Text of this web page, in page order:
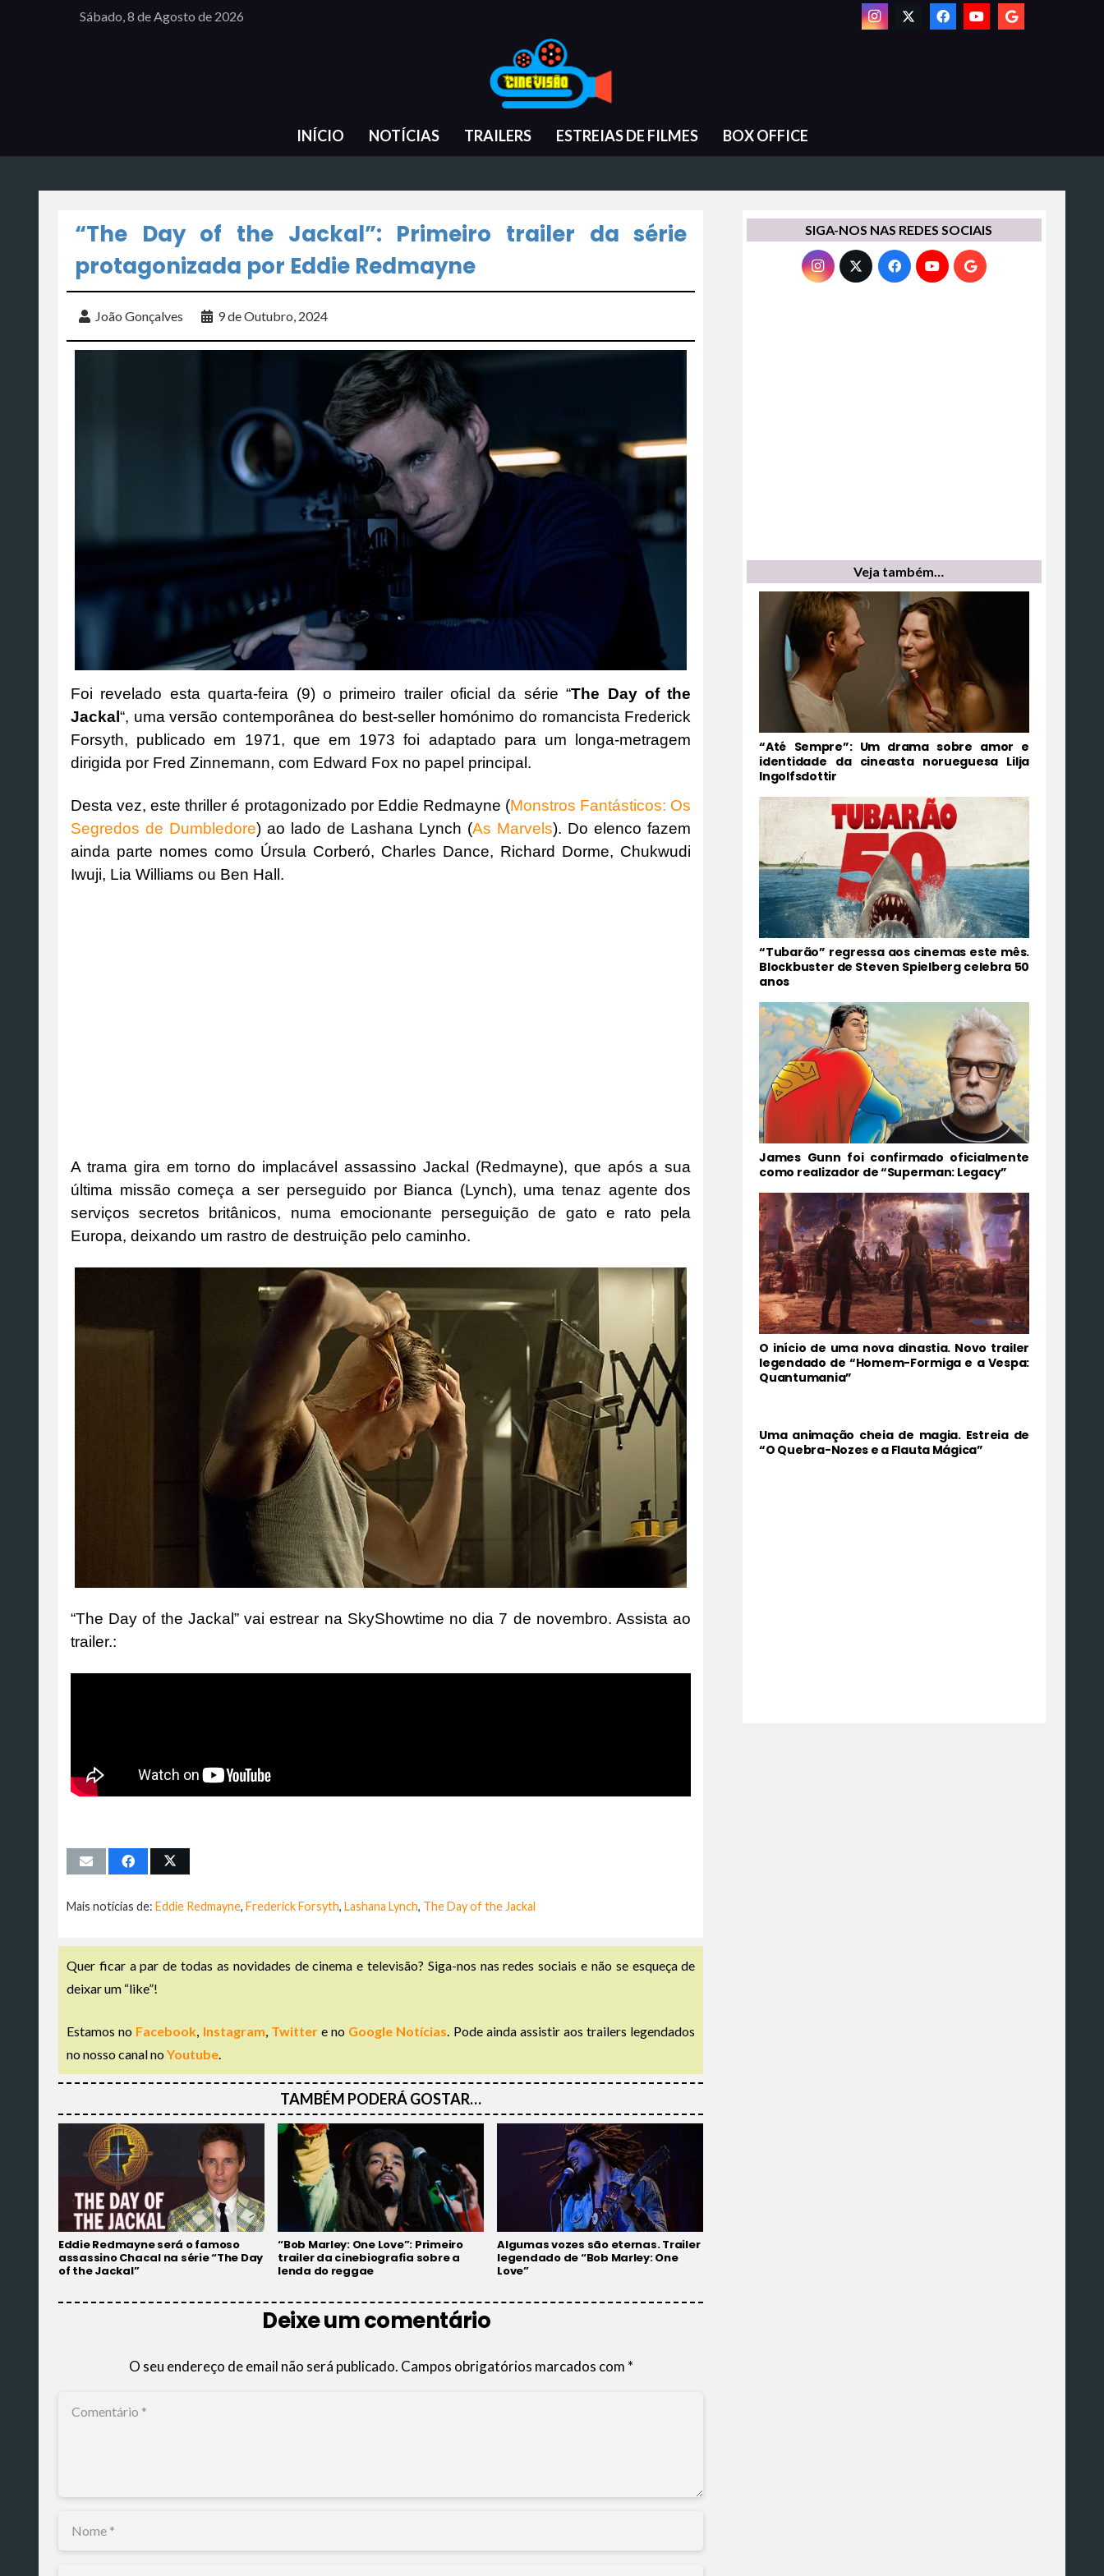
Sábado, 8 de Agosto de 2026
INÍCIO NOTÍCIAS TRAILERS ESTREIAS DE FILMES BOX OFFICE
“The Day of the Jackal”: Primeiro trailer da série
protagonizada por Eddie Redmayne
João Gonçalves 9 de Outubro, 2024
Foi revelado esta quarta-feira (9) o primeiro trailer oficial da série “The Day of the
Jackal “, uma versão contemporânea do best-seller homónimo do romancista Frederick
Forsyth, publicado em 1971, que em 1973 foi adaptado para um longa-metragem
dirigida por Fred Zinnemann, com Edward Fox no papel principal.
Desta vez, este thriller é protagonizado por Eddie Redmayne (Monstros Fantásticos: Os
Segredos de Dumbledore) ao lado de Lashana Lynch (As Marvels). Do elenco fazem
ainda parte nomes como Úrsula Corberó, Charles Dance, Richard Dorme, Chukwudi
Iwuji, Lia Williams ou Ben Hall.
A trama gira em torno do implacável assassino Jackal (Redmayne), que após a sua
última missão começa a ser perseguido por Bianca (Lynch), uma tenaz agente dos
serviços secretos britânicos, numa emocionante perseguição de gato e rato pela
Europa, deixando um rastro de destruição pelo caminho.
“The Day of the Jackal” vai estrear na SkyShowtime no dia 7 de novembro. Assista ao
trailer.:
Mais notícias de: Eddie Redmayne, Frederick Forsyth, Lashana Lynch, The Day of the Jackal
Quer ficar a par de todas as novidades de cinema e televisão? Siga-nos nas redes sociais e não se esqueça de
deixar um “like”!
Estamos no Facebook, Instagram, Twittere no Google Notícias. Pode ainda assistir aos trailers legendados
no nosso canal noYoutube.
TAMBÉM PODERÁ GOSTAR…
Eddie Redmayne será o famoso
assassino Chacal na série “The Day
of the Jackal”
“Bob Marley: One Love”: Primeiro
trailer da cinebiografia sobre a
lenda do reggae
Algumas vozes são eternas. Trailer
legendado de “Bob Marley: One
Love”
Deixe um comentário
O seu endereço de email não será publicado. Campos obrigatórios marcados com *
SIGA-NOS NAS REDES SOCIAIS
Veja também…
“Até Sempre”: Um drama sobre amor e
identidade da cineasta norueguesa Lilja
Ingolfsdottir
“Tubarão” regressa aos cinemas este mês.
Blockbuster de Steven Spielberg celebra 50
anos
James Gunn foi confirmado oficialmente
como realizador de “Superman: Legacy”
O início de uma nova dinastia. Novo trailer
legendado de “Homem-Formiga e a Vespa:
Quantumania”
Uma animação cheia de magia. Estreia de
“O Quebra-Nozes e a Flauta Mágica”